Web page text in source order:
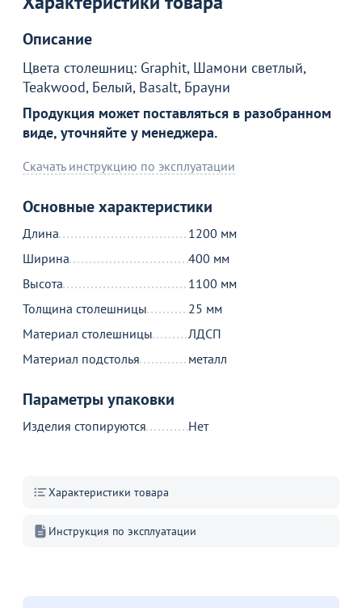
Описание
Цвета столешниц: Graphit, Шамони светлый,
Teakwood, Белый, Basalt, Брауни
Продукция может поставляться в разобранном
виде, уточняйте у менеджера.
Скачать инструкцию по эксплуатации
Основные характеристики
Длина
1200 мм
Ширина
400 мм
Высота
1100 мм
Толщина столешницы
25 мм
Материал столешницы
ЛДСП
Материал подстолья
металл
Параметры упаковки
Изделия стопируются Нет
Характеристики товара
Инструкция по эксплуатации
Товар в корзине
Стол барный Алиас, 1200x400x1100
от 17 690 ₽
В корзине
Продолжить покупки
Акции для вас
подробности
Больше не показывать это окно